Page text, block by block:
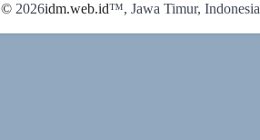
©2026idm.web.id™, Jawa Timur, Indonesia